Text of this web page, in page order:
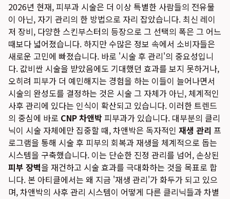
2026년 현재, 피부과 시술은 더 이상 특별한 사람들의 전유물
이 아닌, 자기 관리의 한 방법으로 자리 잡았습니다. 최신 레이
저 장비, 다양한 스킨부스터의 등장으로 그 선택의 폭은 그 어느
때보다 넓어졌습니다. 하지만 수많은 정보 속에서 소비자들은
새로운 고민에 빠졌습니다. 바로 '시술 후 관리'의 중요성입니
다. 값비싼 시술을 받았음에도 기대했던 효과를 보지 못하거나,
오히려 피부가 더 예민해지는 경험을 하는 이들이 늘어나면서
시술의 완성도를 결정하는 것은 시술 그 자체가 아닌, 체계적인
사후 관리에 있다는 인식이 확산되고 있습니다. 이러한 트렌드
의 중심에 바로 CNP 차앤박 피부과가 있습니다. 대부분의 클리
닉이 시술 자체에만 집중할 때, 차앤박은 독자적인 재생 관리 프
로그램을 통해 시술 후 피부의 회복과 재생을 체계적으로 돕는
시스템을 구축했습니다. 이는 단순한 진정 관리를 넘어, 손상된
피부 장벽을 재건하고 시술 효과를 극대화하는 것을 목표로 합
니다. 본 아티클에서는 왜 지금 '재생 관리'가 화두가 되고 있으
며, 차앤박의 사후 관리 시스템이 어떻게 다른 클리닉들과 차별